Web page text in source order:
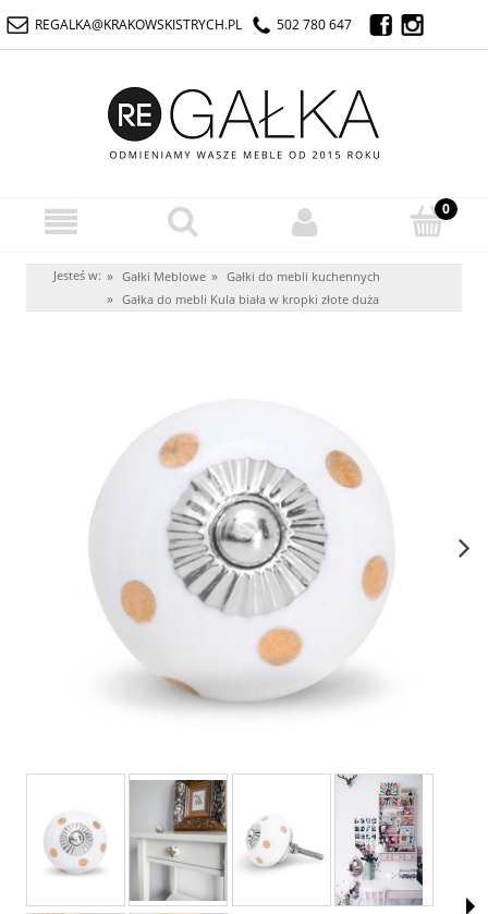
REGALKA@KRAKOWSKISTRYCH.PL 502 780 647
Jesteś w: » Gałki Meblowe » Gałki do mebli kuchennych
» Gałka do mebli Kula biała w kropki złote duża